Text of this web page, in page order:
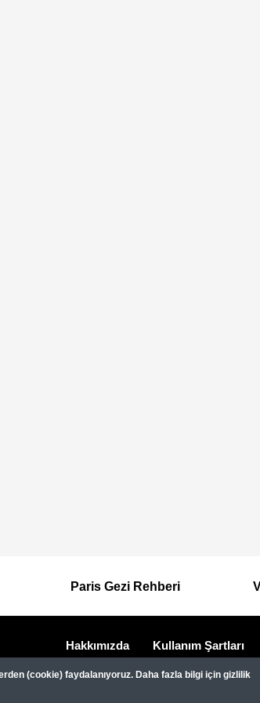
Paris Gezi Rehberi
Dipnot
Hakkımızda Kullanım Şartları
Gezimanya
(cookie) faydalanıyoruz. Daha fazla bilgi için gizlilik